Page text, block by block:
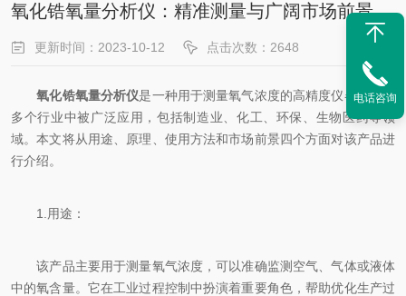
氧化锆氧量分析仪：精准测量与广阔市场前景
更新时间：2023-10-12 点击次数：2648
氧化锆氧量分析仪是一种用于测量氧气浓度的高精度仪器。它在
多个行业中被广泛应用，包括制造业、化工、环保、生物医药等领
域。本文将从用途、原理、使用方法和市场前景四个方面对该产品进
行介绍。
1.用途：
该产品主要用于测量氧气浓度，可以准确监测空气、气体或液体
中的氧含量。它在工业过程控制中扮演着重要角色，帮助优化生产过
电话咨询